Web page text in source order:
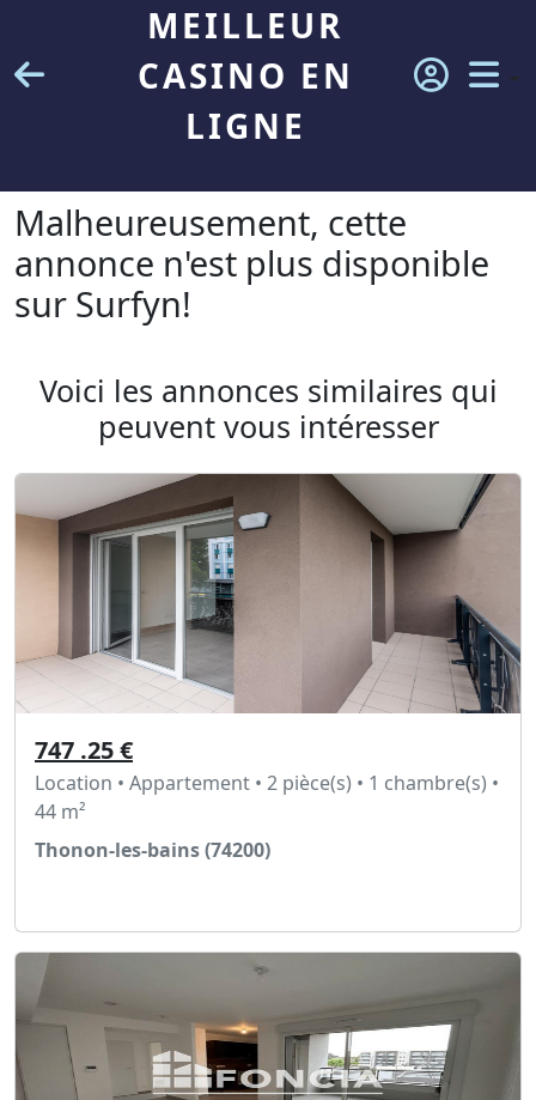
MEILLEUR
CASINO EN
LIGNE
Malheureusement, cette
annonce n'est plus disponible
sur Surfyn!
Voici les annonces similaires qui
peuvent vous intéresser
747 .25 €
Location • Appartement • 2 pièce(s) • 1 chambre(s) •
44 m²
Thonon-les-bains (74200)